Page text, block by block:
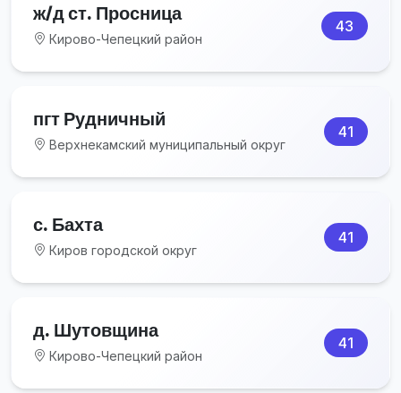
ж/д ст. Просница
Кирово-Чепецкий район
43
пгт Рудничный
Верхнекамский муниципальный округ
41
с. Бахта
Киров городской округ
41
д. Шутовщина
Кирово-Чепецкий район
41